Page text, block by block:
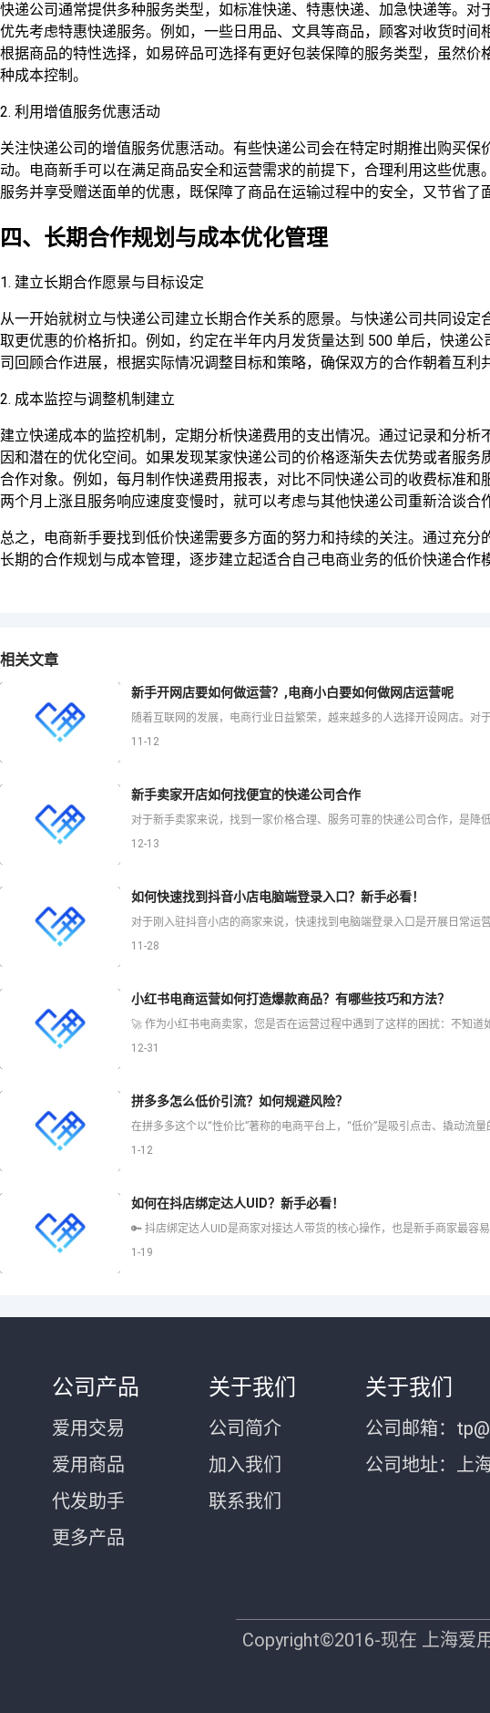
快递公司通常提供多种服务类型，如标准快递、特惠快递、加急快递等。
优先考虑特惠快递服务。例如，一些日用品、文具等商品，顾客对收货时间
根据商品的特性选择，如易碎品可选择有更好包装保障的服务类型，虽然
种成本控制。
2. 利用增值服务优惠活动
关注快递公司的增值服务优惠活动。有些快递公司会在特定时期推出购买
动。电商新手可以在满足商品安全和运营需求的前提下，合理利用这些优
服务并享受赠送面单的优惠，既保障了商品在运输过程中的安全，又节省了
四、长期合作规划与成本优化管理
1. 建立长期合作愿景与目标设定
从一开始就树立与快递公司建立长期合作关系的愿景。与快递公司共同设
取更优惠的价格折扣。例如，约定在半年内月发货量达到 500 单后，快递
司回顾合作进展，根据实际情况调整目标和策略，确保双方的合作朝着互利
2. 成本监控与调整机制建立
建立快递成本的监控机制，定期分析快递费用的支出情况。通过记录和分
因和潜在的优化空间。如果发现某家快递公司的价格逐渐失去优势或者服
合作对象。例如，每月制作快递费用报表，对比不同快递公司的收费标准
两个月上涨且服务响应速度变慢时，就可以考虑与其他快递公司重新洽谈合
总之，电商新手要找到低价快递需要多方面的努力和持续的关注。通过充
长期的合作规划与成本管理，逐步建立起适合自己电商业务的低价快递合作
相关文章
新手开网店要如何做运营？,电商小白要如何做网店运营呢
11-12
新手卖家开店如何找便宜的快递公司合作
12-13
如何快速找到抖音小店电脑端登录入口？新手必看！
11-28
小红书电商运营如何打造爆款商品？有哪些技巧和方法？
12-31
拼多多怎么低价引流？如何规避风险？
1-12
如何在抖店绑定达人UID？新手必看！
1-19
公司产品
爱用交易
爱用商品
代发助手
更多产品
关于我们
公司简介
加入我们
联系我们
关于我们
公司邮箱：
公司地址：上
Copyright©2016-现在 上海爱